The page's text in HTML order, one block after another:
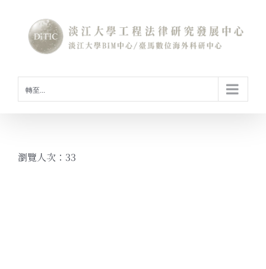
content
轉至...
瀏覽人次：33